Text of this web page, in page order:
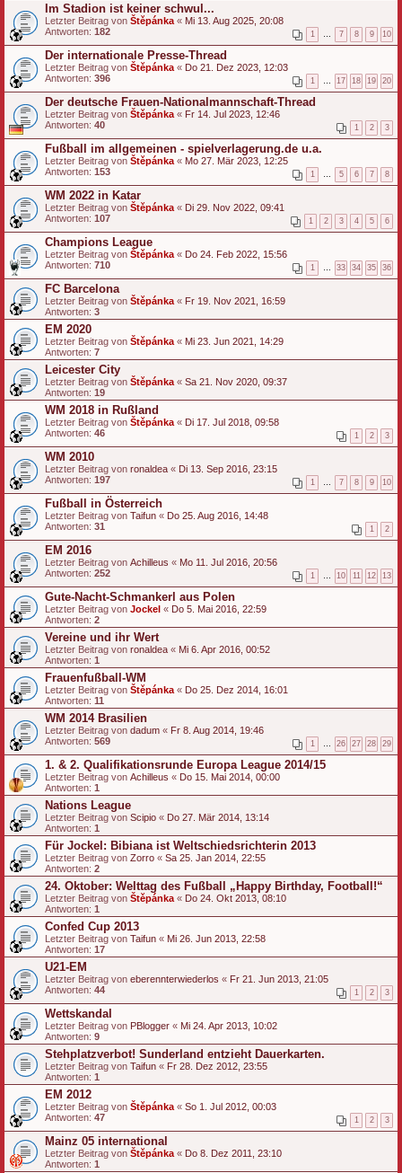
Im Stadion ist keiner schwul...
Letzter Beitrag von Štěpánka « Mi 13. Aug 2025, 20:08
Antworten: 182 1 7 8 9 10
Der internationale Presse-Thread
Letzter Beitrag von Štěpánka « Do 21. Dez 2023, 12:03
Antworten: 396 1 17 18 19 20
Der deutsche Frauen-Nationalmannschaft-Thread
Letzter Beitrag von Štěpánka « Fr 14. Jul 2023, 12:46
Antworten: 40 1 2 3
Fußball im allgemeinen - spielverlagerung.de u.a.
Letzter Beitrag von Štěpánka « Mo 27. Mär 2023, 12:25
Antworten: 153 1 5 6 7 8
WM 2022 in Katar
Letzter Beitrag von Štěpánka « Di 29. Nov 2022, 09:41
Antworten: 107 1 2 3 4 5 6
Champions League
Letzter Beitrag von Štěpánka « Do 24. Feb 2022, 15:56
Antworten: 710 1 33 34 35 36
FC Barcelona
Letzter Beitrag von Štěpánka « Fr 19. Nov 2021, 16:59
Antworten: 3
EM 2020
Letzter Beitrag von Štěpánka « Mi 23. Jun 2021, 14:29
Antworten: 7
Leicester City
Letzter Beitrag von Štěpánka « Sa 21. Nov 2020, 09:37
Antworten: 19
WM 2018 in Rußland
Letzter Beitrag von Štěpánka « Di 17. Jul 2018, 09:58
Antworten: 46 1 2 3
WM 2010
Letzter Beitrag von ronaldea « Di 13. Sep 2016, 23:15
Antworten: 197 1 7 8 9 10
Fußball in Österreich
Letzter Beitrag von Taifun « Do 25. Aug 2016, 14:48
Antworten: 31 1 2
EM 2016
Letzter Beitrag von Achilleus « Mo 11. Jul 2016, 20:56
Antworten: 252 1 10 11 12 13
Gute-Nacht-Schmankerl aus Polen
Letzter Beitrag von Jockel « Do 5. Mai 2016, 22:59
Antworten: 2
Vereine und ihr Wert
Letzter Beitrag von ronaldea « Mi 6. Apr 2016, 00:52
Antworten: 1
Frauenfußball-WM
Letzter Beitrag von Štěpánka « Do 25. Dez 2014, 16:01
Antworten: 11
WM 2014 Brasilien
Letzter Beitrag von dadum « Fr 8. Aug 2014, 19:46
Antworten: 569 1 26 27 28 29
1. & 2. Qualifikationsrunde Europa League 2014/15
Letzter Beitrag von Achilleus « Do 15. Mai 2014, 00:00
Antworten: 1
Nations League
Letzter Beitrag von Scipio « Do 27. Mär 2014, 13:14
Antworten: 1
Für Jockel: Bibiana ist Weltschiedsrichterin 2013
Letzter Beitrag von Zorro « Sa 25. Jan 2014, 22:55
Antworten: 2
24. Oktober: Welttag des Fußball „Happy Birthday, Football!“
Letzter Beitrag von Štěpánka « Do 24. Okt 2013, 08:10
Antworten: 1
Confed Cup 2013
Letzter Beitrag von Taifun « Mi 26. Jun 2013, 22:58
Antworten: 17
U21-EM
Letzter Beitrag von eberennterwiederlos « Fr 21. Jun 2013, 21:05
Antworten: 44 1 2 3
Wettskandal
Letzter Beitrag von PBlogger « Mi 24. Apr 2013, 10:02
Antworten: 9
Stehplatzverbot! Sunderland entzieht Dauerkarten.
Letzter Beitrag von Taifun « Fr 28. Dez 2012, 23:55
Antworten: 1
EM 2012
Letzter Beitrag von Štěpánka « So 1. Jul 2012, 00:03
Antworten: 47 1 2 3
Mainz 05 international
Letzter Beitrag von Štěpánka « Do 8. Dez 2011, 23:10
Antworten: 1